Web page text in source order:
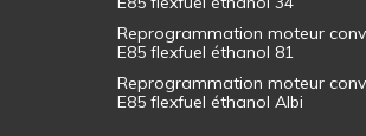
Reprogrammation moteur
E85 flexfuel éthanol 81
Reprogrammation moteur
E85 flexfuel éthanol Albi